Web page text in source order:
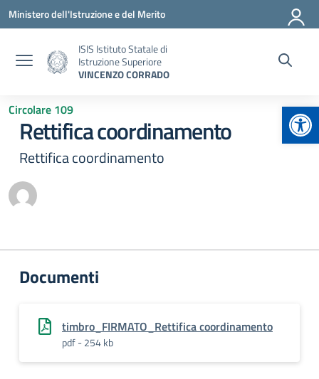
Vai ai contenuti
Vai al menu di navigazione
Vai al footer
Ministero dell'Istruzione e del Merito
ISIS Istituto Statale di
Istruzione Superiore
VINCENZO CORRADO
Circolare 109
Rettifica coordinamento
Rettifica coordinamento
Documenti
timbro_FIRMATO_Rettifica coordinamento
pdf - 254 kb